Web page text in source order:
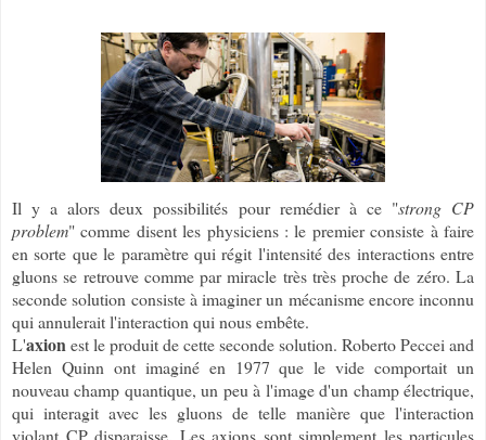
Il y a alors deux possibilités pour remédier à ce "strong CP
problem" comme disent les physiciens : le premier consiste à faire
en sorte que le paramètre qui régit l'intensité des interactions entre
gluons se retrouve comme par miracle très très proche de zéro. La
seconde solution consiste à imaginer un mécanisme encore inconnu
qui annulerait l'interaction qui nous embête.
L'axionest le produit de cette seconde solution. Roberto Peccei and
Helen Quinn ont imaginé en 1977 que le vide comportait un
nouveau champ quantique, un peu à l'image d'un champ électrique,
qui interagit avec les gluons de telle manière que l'interaction
violant CP disparaisse. Les axions sont simplement les particules